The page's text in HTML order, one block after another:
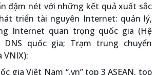
đậm nét với những kết quả xuất sắc
triển tài nguyên Internet: quản lý,
Internet quan trọng quốc gia (Hệ
quốc gia; Trạm trung chuyển
gia Việt Nam “.vn” top 3 ASEAN, top